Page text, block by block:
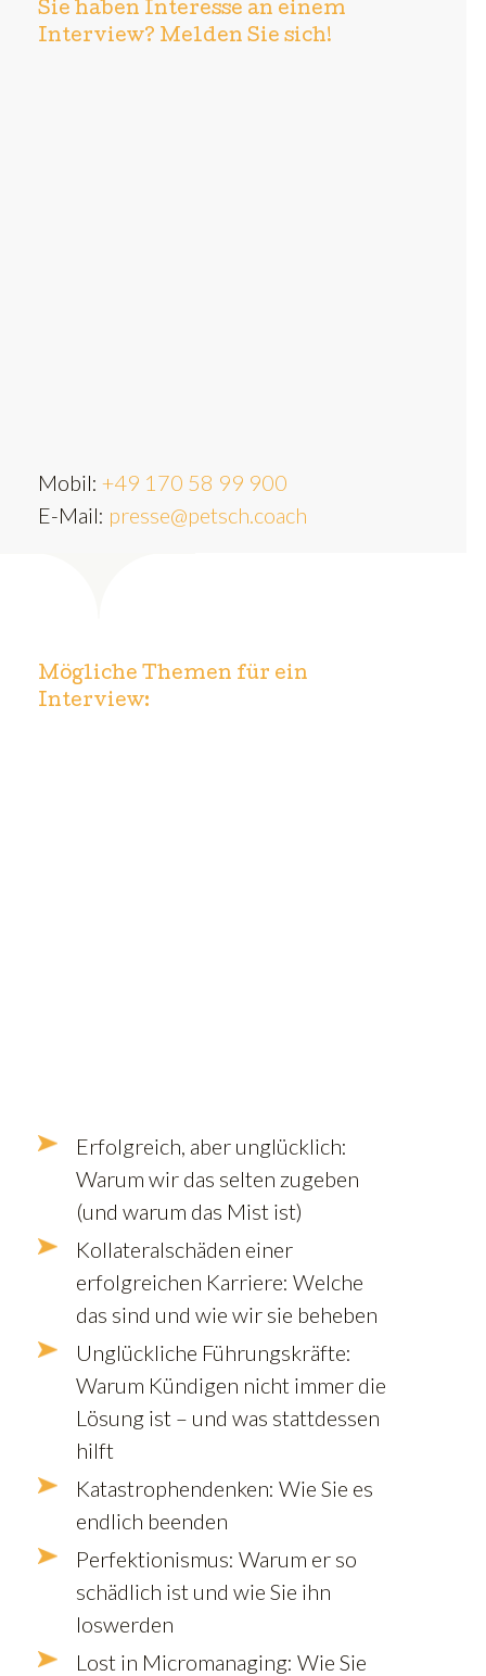
Sie haben Interesse an einem
Interview? Melden Sie sich!
Mobil: +49 170 58 99 900
E-Mail: presse@petsch.coach
Mögliche Themen für ein
Interview:
Erfolgreich, aber unglücklich:
Warum wir das selten zugeben
(und warum das Mist ist)
Kollateralschäden einer
erfolgreichen Karriere: Welche
das sind und wie wir sie beheben
Unglückliche Führungskräfte:
Warum Kündigen nicht immer die
Lösung ist – und was stattdessen
hilft
Katastrophendenken: Wie Sie es
endlich beenden
Perfektionismus: Warum er so
schädlich ist und wie Sie ihn
loswerden
Lost in Micromanaging: Wie Sie